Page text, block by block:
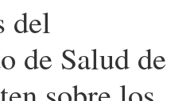
del
de Salud de